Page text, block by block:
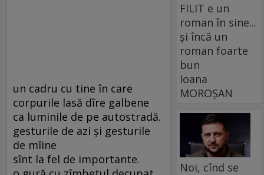
un cadru cu tine în care
corpurile lasă dîre galbene
ca luminile de pe autostradă.
gesturile de azi şi gesturile
de mîine
sînt la fel de importante.
FILIT e un
roman în sine...
și încă un
roman foarte
bun
Ioana
MOROȘAN
Noi, cînd se